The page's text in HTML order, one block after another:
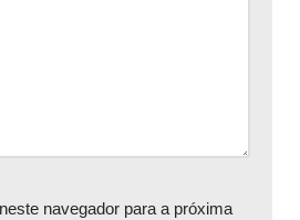
navegador para a próxima